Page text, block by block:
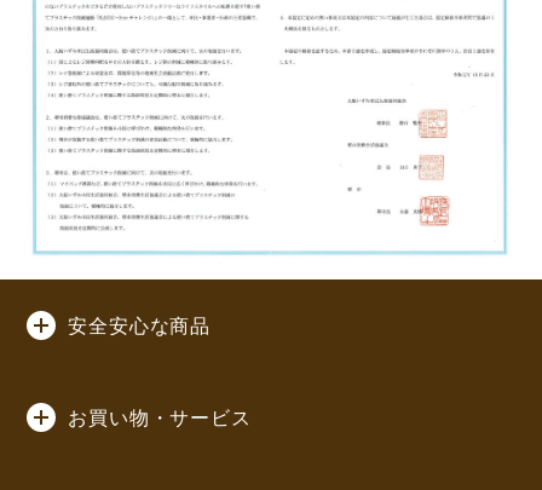
安全安心な商品
お買い物・サービス